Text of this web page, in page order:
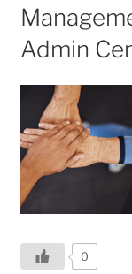
Poly
und
Serie“
Admin
0